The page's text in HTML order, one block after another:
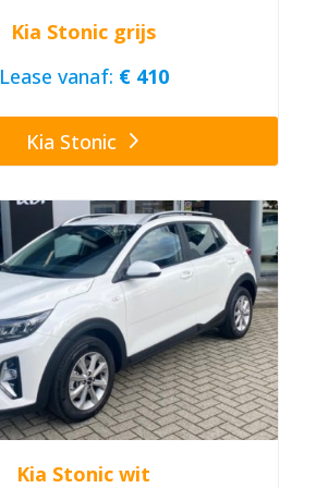
Kia Stonic grijs
Lease vanaf: € 410
Kia Stonic
Kia Stonic wit